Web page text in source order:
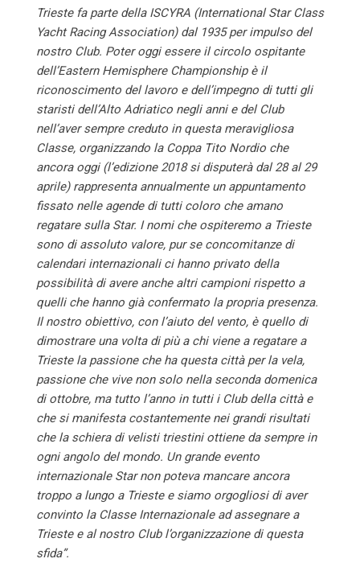
Trieste fa parte della ISCYRA (International Star Class
Yacht Racing Association) dal 1935 per impulso del
nostro Club. Poter oggi essere il circolo ospitante
dell’Eastern Hemisphere Championship è il
riconoscimento del lavoro e dell’impegno di tutti gli
staristi dell’Alto Adriatico negli anni e del Club
nell’aver sempre creduto in questa meravigliosa
Classe, organizzando la Coppa Tito Nordio che
ancora oggi (l’edizione 2018 si disputerà dal 28 al 29
aprile) rappresenta annualmente un appuntamento
fissato nelle agende di tutti coloro che amano
regatare sulla Star. I nomi che ospiteremo a Trieste
sono di assoluto valore, pur se concomitanze di
calendari internazionali ci hanno privato della
possibilità di avere anche altri campioni rispetto a
quelli che hanno già confermato la propria presenza.
Il nostro obiettivo, con l’aiuto del vento, è quello di
dimostrare una volta di più a chi viene a regatare a
Trieste la passione che ha questa città per la vela,
passione che vive non solo nella seconda domenica
di ottobre, ma tutto l’anno in tutti i Club della città e
che si manifesta costantemente nei grandi risultati
che la schiera di velisti triestini ottiene da sempre in
ogni angolo del mondo. Un grande evento
internazionale Star non poteva mancare ancora
troppo a lungo a Trieste e siamo orgogliosi di aver
convinto la Classe Internazionale ad assegnare a
Trieste e al nostro Club l’organizzazione di questa
sfida”.